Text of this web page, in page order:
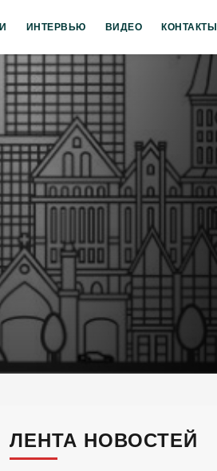
ИНТЕРВЬЮ ВИДЕО КОНТАКТЫ
ЛЕНТА НОВОСТЕЙ